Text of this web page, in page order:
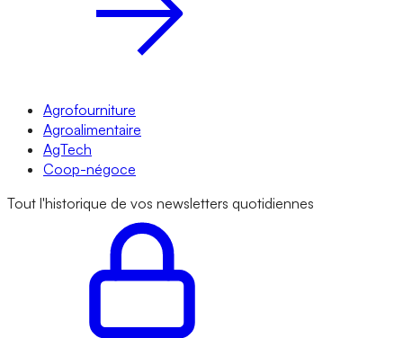
Agrofourniture
Agroalimentaire
AgTech
Coop-négoce
Tout l'historique de vos newsletters quotidiennes